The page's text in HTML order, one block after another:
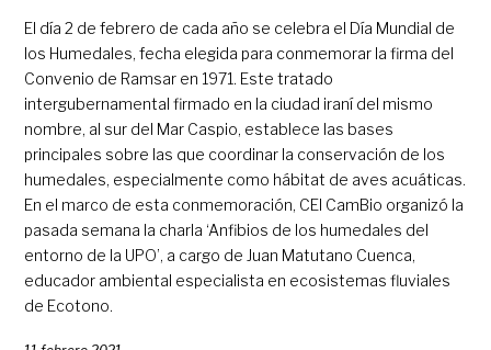
El día 2 de febrero de cada año se celebra el Día Mundial de
los Humedales, fecha elegida para conmemorar la firma del
Convenio de Ramsar en 1971. Este tratado
intergubernamental firmado en la ciudad iraní del mismo
nombre, al sur del Mar Caspio, establece las bases
principales sobre las que coordinar la conservación de los
humedales, especialmente como hábitat de aves acuáticas.
En el marco de esta conmemoración, CEI CamBio organizó la
pasada semana la charla ‘Anfibios de los humedales del
entorno de la UPO’, a cargo de Juan Matutano Cuenca,
educador ambiental especialista en ecosistemas fluviales
de Ecotono.